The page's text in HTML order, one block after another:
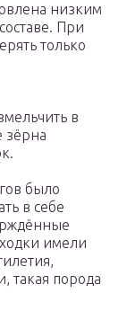
низким
При
только
в
зёрна
было
в себе
имели
такая порода